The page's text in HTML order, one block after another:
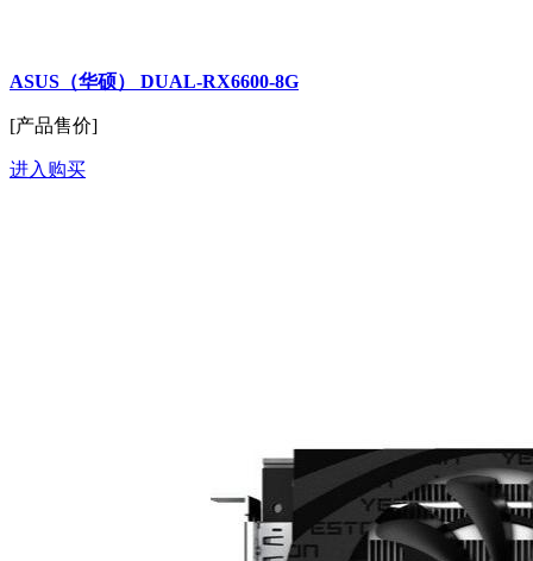
ASUS（华硕） DUAL-RX6600-8G
[产品售价]
进入购买